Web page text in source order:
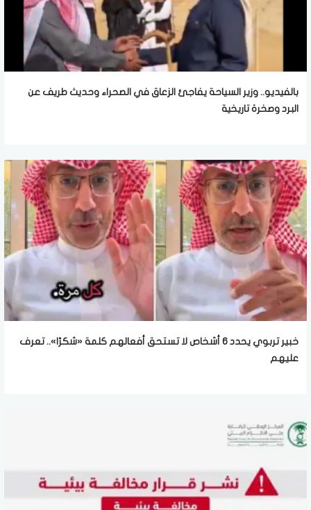
بالفيديو.. وزير السياحة يفاجئ الزعاق في الصحراء وحديث طريف عن
البرد وصخرة تاريخية
خبير تربوي يحدد 6 أشخاص لا تستحق أفعالهم كلمة «شكرًا».. تعرف
عليهم